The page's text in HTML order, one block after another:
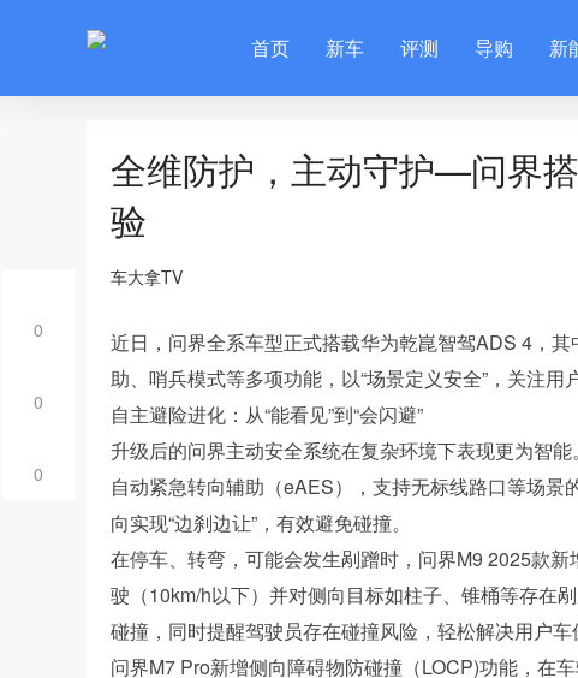
首页 新车 评测 导购 新
0
0
0
全维防护，主动守护—问界
验
车大拿TV
近日，问界全系车型正式搭载华为乾崑智驾ADS 4，
助、哨兵模式等多项功能，以“场景定义安全”，关注用
自主避险进化：从“能看见”到“会闪避”
升级后的问界主动安全系统在复杂环境下表现更为智
自动紧急转向辅助（eAES），支持无标线路口等场
向实现“边刹边让”，有效避免碰撞。
在停车、转弯，可能会发生剐蹭时，问界M9 2025款
驶（10km/h以下）并对侧向目标如柱子、锥桶等存在
碰撞，同时提醒驾驶员存在碰撞风险，轻松解决用户
问界M7 Pro新增侧向障碍物防碰撞（LOCP)功能，在